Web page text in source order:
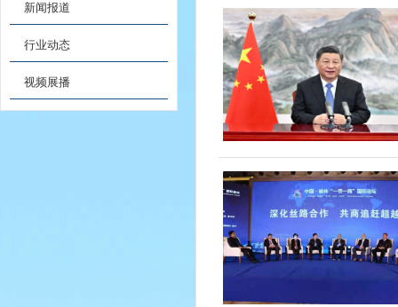
新闻报道
行业动态
视频展播